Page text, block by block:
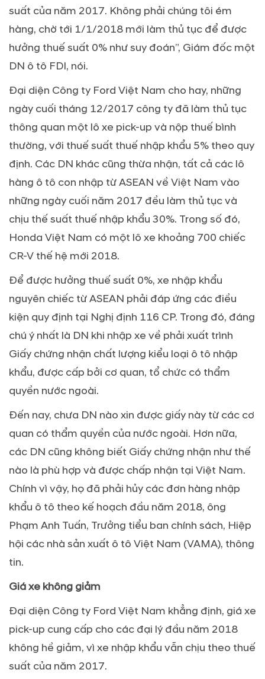
suất của năm 2017. Không phải chúng tôi ém
hàng, chờ tới 1/1/2018 mới làm thủ tục để được
hưởng thuế suất 0% như suy đoán”, Giám đốc một
DN ô tô FDI, nói.
Đại diện Công ty Ford Việt Nam cho hay, những
ngày cuối tháng 12/2017 công ty đã làm thủ tục
thông quan một lô xe pick-up và nộp thuế bình
thường, với thuế suất thuế nhập khẩu 5% theo quy
định. Các DN khác cũng thừa nhận, tất cả các lô
hàng ô tô con nhập từ ASEAN về Việt Nam vào
những ngày cuối năm 2017 đều làm thủ tục và
chịu thế suất thuế nhập khẩu 30%. Trong số đó,
Honda Việt Nam có một lô xe khoảng 700 chiếc
CR-V thế hệ mới 2018.
Để được hưởng thuế suất 0%, xe nhập khẩu
nguyên chiếc từ ASEAN phải đáp ứng các điều
kiện quy định tại Nghị định 116 CP. Trong đó, đáng
chú ý nhất là DN khi nhập xe về phải xuất trình
Giấy chứng nhận chất lượng kiểu loại ô tô nhập
khẩu, được cấp bởi cơ quan, tổ chức có thẩm
quyền nước ngoài.
Đến nay, chưa DN nào xin được giấy này từ các cơ
quan có thẩm quyền của nước ngoài. Hơn nữa,
các DN cũng không biết Giấy chứng nhận như thế
nào là phù hợp và được chấp nhận tại Việt Nam.
Chính vì vậy, họ đã phải hủy các đơn hàng nhập
khẩu ô tô theo kế hoạch đầu năm 2018, ông
Phạm Anh Tuấn, Trưởng tiểu ban chính sách, Hiệp
hội các nhà sản xuất ô tô Việt Nam (VAMA), thông
tin.
Giá xe không giảm
Đại diện Công ty Ford Việt Nam khẳng định, giá xe
pick-up cung cấp cho các đại lý đầu năm 2018
không hề giảm, vì xe nhập khẩu vẫn chịu theo thuế
suất của năm 2017.